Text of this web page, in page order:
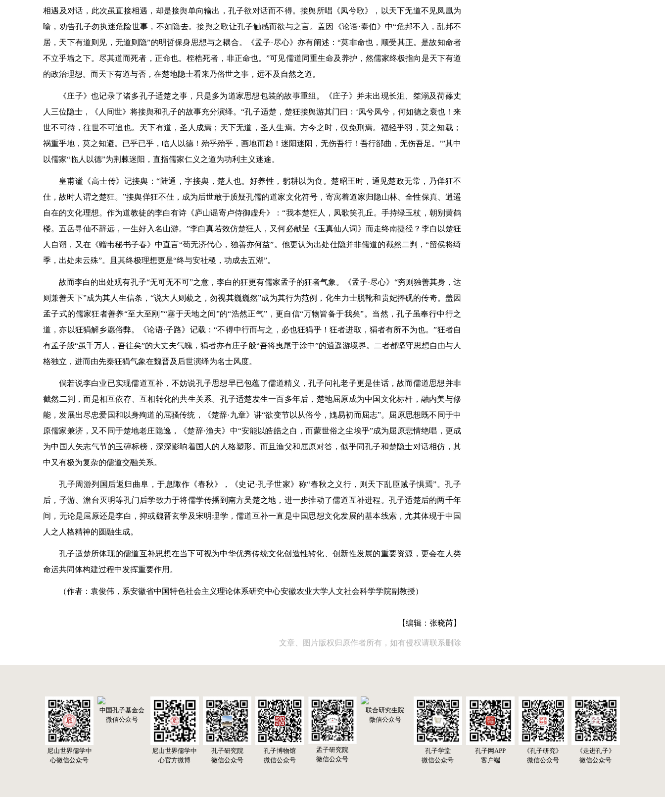
相遇及对话，此次虽直接相遇，却是接舆单向输出，孔子欲对话而不得。接舆所唱《凤兮歌》，以天下无道不见凤凰为
喻，劝告孔子勿执迷危险世事，不如隐去。接舆之歌让孔子触感而欲与之言。盖因《论语·泰伯》中“危邦不入，乱邦不
居，天下有道则见，无道则隐”的明哲保身思想与之耦合。《孟子·尽心》亦有阐述：“莫非命也，顺受其正。是故知命者
不立乎墙之下。尽其道而死者，正命也。桎梏死者，非正命也。”可见儒道同重生命及养护，然儒家终极指向是天下有道
的政治理想。而天下有道与否，在楚地隐士看来乃俗世之事，远不及自然之道。
《庄子》也记录了诸多孔子适楚之事，只是多为道家思想包装的故事重组。《庄子》并未出现长沮、桀溺及荷蓧丈
人三位隐士，《人间世》将接舆和孔子的故事充分演绎。“孔子适楚，楚狂接舆游其门曰：‘凤兮凤兮，何如德之衰也！来
世不可待，往世不可追也。天下有道，圣人成焉；天下无道，圣人生焉。方今之时，仅免刑焉。福轻乎羽，莫之知载；
祸重乎地，莫之知避。已乎已乎，临人以德！殆乎殆乎，画地而趋！迷阳迷阳，无伤吾行！吾行郤曲，无伤吾足。’”其中
以儒家“临人以德”为荆棘迷阳，直指儒家仁义之道为功利主义迷途。
皇甫谧《高士传》记接舆：“陆通，字接舆，楚人也。好养性，躬耕以为食。楚昭王时，通见楚政无常，乃佯狂不
仕，故时人谓之楚狂。”接舆佯狂不仕，成为后世敢于质疑孔儒的道家文化符号，寄寓着道家归隐山林、全性保真、逍遥
自在的文化理想。作为道教徒的李白有诗《庐山谣寄卢侍御虚舟》：“我本楚狂人，凤歌笑孔丘。手持绿玉杖，朝别黄鹤
楼。五岳寻仙不辞远，一生好入名山游。”李白真若效仿楚狂人，又何必献呈《玉真仙人词》而走终南捷径？李白以楚狂
人自诩，又在《赠韦秘书子春》中直言“苟无济代心，独善亦何益”。他更认为出处仕隐并非儒道的截然二判，“留侯将绮
季，出处未云殊”。且其终极理想更是“终与安社稷，功成去五湖”。
故而李白的出处观有孔子“无可无不可”之意，李白的狂更有儒家孟子的狂者气象。《孟子·尽心》“穷则独善其身，达
则兼善天下”成为其人生信条，“说大人则藐之，勿视其巍巍然”成为其行为范例，化生力士脱靴和贵妃捧砚的传奇。盖因
孟子式的儒家狂者善养“至大至刚”“塞于天地之间”的“浩然正气”，更自信“万物皆备于我矣”。当然，孔子虽奉行中行之
道，亦以狂狷解乡愿俗弊。《论语·子路》记载：“不得中行而与之，必也狂狷乎！狂者进取，狷者有所不为也。”狂者自
有孟子般“虽千万人，吾往矣”的大丈夫气魄，狷者亦有庄子般“吾将曳尾于涂中”的逍遥游境界。二者都坚守思想自由与人
格独立，进而由先秦狂狷气象在魏晋及后世演绎为名士风度。
倘若说李白业已实现儒道互补，不妨说孔子思想早已包蕴了儒道精义，孔子问礼老子更是佳话，故而儒道思想并非
截然二判，而是相互依存、互相转化的共生关系。孔子适楚发生一百多年后，楚地屈原成为中国文化标杆，融内美与修
能，发展出尽忠爱国和以身殉道的屈骚传统，《楚辞·九章》讲“欲变节以从俗兮，媿易初而屈志”。屈原思想既不同于中
原儒家兼济，又不同于楚地老庄隐逸，《楚辞·渔夫》中“安能以皓皓之白，而蒙世俗之尘埃乎”成为屈原悲情绝唱，更成
为中国人矢志气节的玉碎标榜，深深影响着国人的人格塑形。而且渔父和屈原对答，似乎同孔子和楚隐士对话相仿，其
中又有极为复杂的儒道交融关系。
孔子周游列国后返归曲阜，于息陬作《春秋》，《史记·孔子世家》称“春秋之义行，则天下乱臣贼子惧焉”。孔子
后，子游、澹台灭明等孔门后学致力于将儒学传播到南方吴楚之地，进一步推动了儒道互补进程。孔子适楚后的两千年
间，无论是屈原还是李白，抑或魏晋玄学及宋明理学，儒道互补一直是中国思想文化发展的基本线索，尤其体现于中国
人之人格精神的圆融生成。
孔子适楚所体现的儒道互补思想在当下可视为中华优秀传统文化创造性转化、创新性发展的重要资源，更会在人类
命运共同体构建过程中发挥重要作用。
（作者：袁俊伟，系安徽省中国特色社会主义理论体系研究中心安徽农业大学人文社会科学学院副教授）
【编辑：张晓芮】
文章、图片版权归原作者所有，如有侵权请联系删除
尼山世界儒学中
心微信公众号
中国孔子基金会
微信公众号
尼山世界儒学中
心官方微博
孔子研究院
微信公众号
孔子博物馆
微信公众号
孟子研究院
微信公众号
联合研究生院
微信公众号
孔子学堂
微信公众号
孔子网APP
客户端
《孔子研究》
微信公众号
《走进孔子》
微信公众号